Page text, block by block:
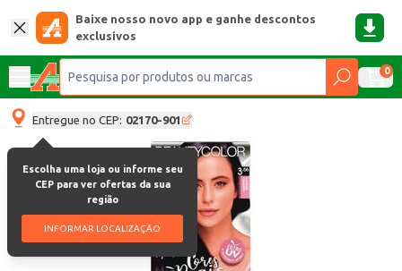
Baixe nosso novo app e ganhe descontos
exclusivos
0
Entregue no CEP: 02170-901
Escolha uma loja ou informe seu
CEP para ver ofertas da sua
região
INFORMAR LOCALIZAÇÃO